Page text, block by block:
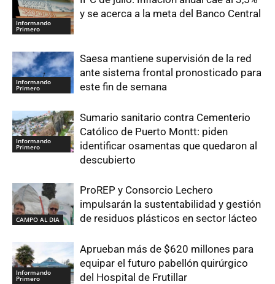
Informando
Primero
y se acerca a la meta del Banco Central
Informando
Primero
Saesa mantiene supervisión de la red
ante sistema frontal pronosticado para
este fin de semana
Informando
Primero
Sumario sanitario contra Cementerio
Católico de Puerto Montt: piden
identificar osamentas que quedaron al
descubierto
CAMPO AL DIA
ProREP y Consorcio Lechero
impulsarán la sustentabilidad y gestión
de residuos plásticos en sector lácteo
Informando
Primero
Aprueban más de $620 millones para
equipar el futuro pabellón quirúrgico
del Hospital de Frutillar